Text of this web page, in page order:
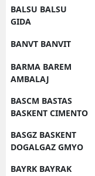
BALSU BALSU
GIDA
BANVT BANVIT
BARMA BAREM
AMBALAJ
BASCM BASTAS
BASKENT CIMENTO
BASGZ BASKENT
DOGALGAZ GMYO
BAYRK BAYRAK